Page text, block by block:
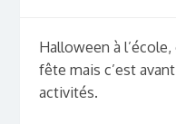
Halloween à
fête mais c’est
activités.